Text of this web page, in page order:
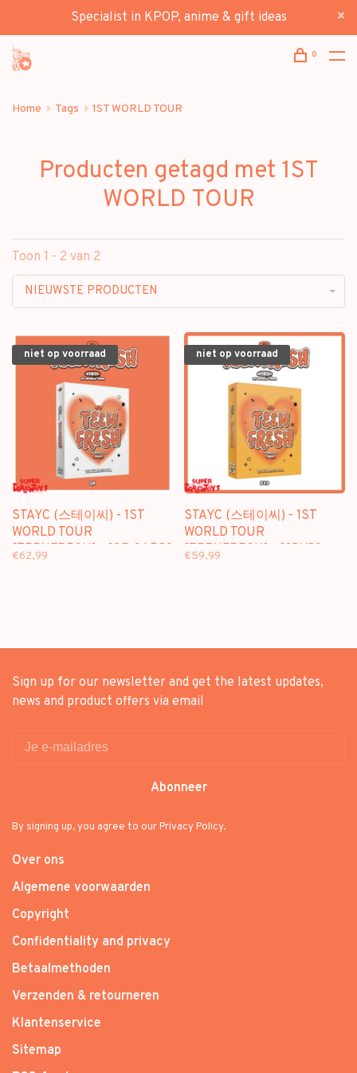
Specialist in KPOP, anime & gift ideas
0
Home Tags 1ST WORLD TOUR
Producten getagd met 1ST
WORLD TOUR
Toon 1 - 2 van 2
NIEUWSTE PRODUCTEN
niet op voorraad
STAYC (스테이씨) - 1ST
WORLD TOUR
[TEENFRESH] - [QR CARD]
€62,99
niet op voorraad
STAYC (스테이씨) - 1ST
WORLD TOUR
[TEENFRESH] - [3DVD]
€59,99
Sign up for our newsletter and get the latest updates,
news and product offers via email
Abonneer
By signing up, you agree to our Privacy Policy.
Over ons
Algemene voorwaarden
Copyright
Confidentiality and privacy
Betaalmethoden
Verzenden & retourneren
Klantenservice
Sitemap